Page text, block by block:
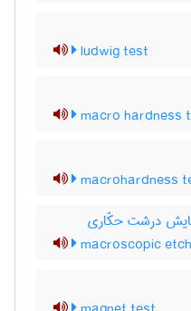
ludwig test
macro hardness
macrohardness
درشت حکّاری
macroscopic